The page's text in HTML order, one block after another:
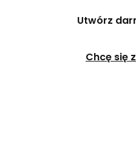
Utwórz
Chcę się